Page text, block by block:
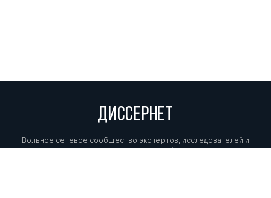
ДИССЕРНЕТ
Вольное сетевое сообщество экспертов, исследователей и
репортеров, посвящающих свой труд разоблачениям мошенников,